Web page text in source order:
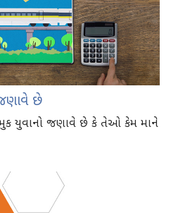
જણાવે છે
યુવાનો જણાવે છે કે તેઓ કેમ માને